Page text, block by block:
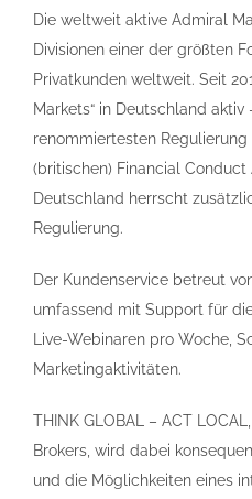
Die weltweit aktive Admiral
Divisionen einer der größten
Privatkunden weltweit. Seit
Markets“ in Deutschland
renommiertesten
(britischen) Financial Conduct
Deutschland herrscht
Regulierung.
Der Kundenservice betreut
umfassend mit Support für
Live-Webinaren pro Woche,
Marketingaktivitäten.
THINK GLOBAL – ACT
Brokers, wird dabei
und die Möglichkeiten eines